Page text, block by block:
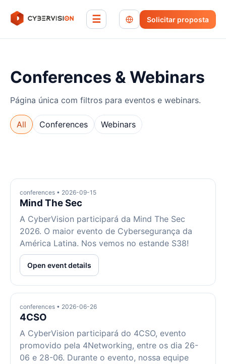
☰ Solicitar proposta
Conferences & Webinars
Página única com filtros para eventos e webinars.
All Conferences Webinars
conferences • 2026-09-15
Mind The Sec
A CyberVision participará da Mind The Sec
2026. O maior evento de Cybersegurança da
América Latina. Nos vemos no estande S38!
Open event details
conferences • 2026-06-26
4CSO
A CyberVision participará do 4CSO, evento
promovido pela 4Networking, entre os dia 26-
06 e 28-06. Durante o evento, nossa equipe